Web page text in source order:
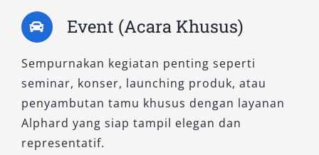
sangat cocok digunakan sebagai kendaraan
antar jemput, keperluan dinas, atau mobil
6. 2.5L G CVT
Tipe G CVT non-hybrid hadir dengan performa
mesin yang responsif dan efisien. Fitur interior
Event (Acara Khusus)
Sempurnakan kegiatan penting seperti
seminar, konser, launching produk, atau
penyambutan tamu khusus dengan layanan
Alphard yang siap tampil elegan dan
representatif.